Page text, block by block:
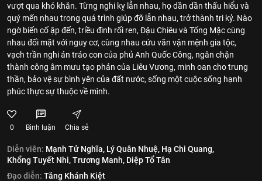
vượt qua khó khăn. Từng nghi kỵ lẫn nhau, họ dần dần thấu hiểu và
quý mến nhau trong quá trình giúp đỡ lẫn nhau, trở thành tri kỷ. Nào
ngờ biến cố ập đến, triều đình rối ren, Đậu Chiêu và Tống Mặc cùng
nhau đối mặt với nguy cơ, cùng nhau cứu vãn vận mệnh gia tộc,
vạch trần nghi án tráo con của phủ Anh Quốc Công, ngăn chặn
thành công âm mưu tạo phản của Liêu Vương, minh oan cho trung
thần, bảo vệ sự bình yên của đất nước, sống một cuộc sống hạnh
phúc thực sự thuộc về mình.
0 Bình luận Chia sẻ
Diễn viên: Mạnh Tử Nghĩa, Lý Quân Nhuệ, Hạ Chi Quang,
Khổng Tuyết Nhi,Trương Manh, Diệp Tổ Tân
Đạo diễn: Tăng Khánh Kiệt